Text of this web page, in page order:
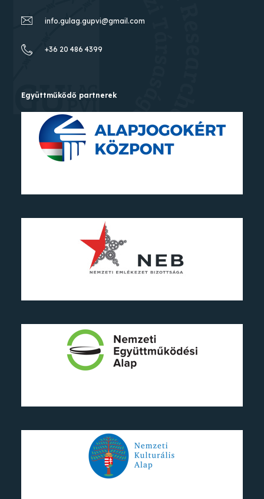
info.gulag.gupvi@gmail.com
+36 20 486 4399
Együttműkődő partnerek